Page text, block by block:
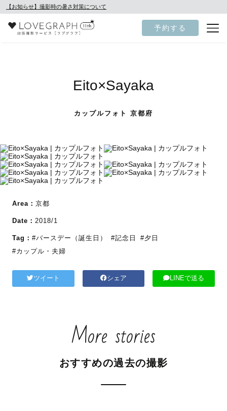
【お知らせ】撮影時の暑さ対策について
予約する
Eito×Sayaka
カップルフォト 京都府
Area： 京都
Date： 2018/1
Tag： #バースデー（誕生日） #記念日
#夕日
#カップル・夫婦
ツイート シェア LINEで送る
More stories
おすすめの過去の撮影